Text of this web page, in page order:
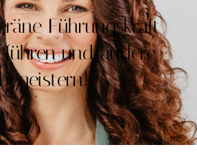
Führungskraft
und andere